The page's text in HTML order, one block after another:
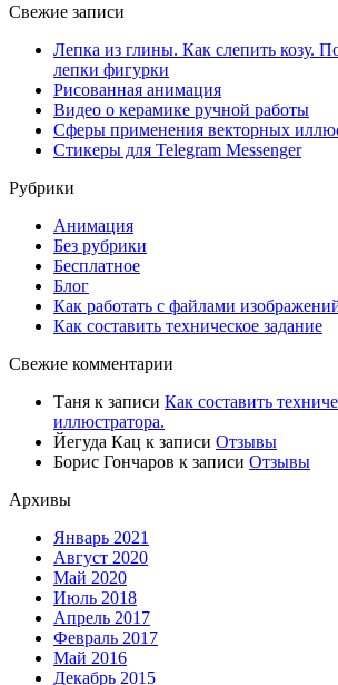
Свежие записи
Лепка из глины. Как слепить козу.
лепки фигурки
Рисованная анимация
Видео о керамике ручной работы
Сферы применения векторных
Стикеры для Telegram Messenger
Рубрики
Анимация
Без рубрики
Бесплатное
Блог
Как работать с файлами
Как составить техническое задание
Свежие комментарии
Таня к записи Как составить
иллюстратора.
Йегуда Кац к записи Отзывы
Борис Гончаров к записи Отзывы
Архивы
Январь 2021
Август 2020
Май 2020
Июль 2018
Апрель 2017
Февраль 2017
Май 2016
Декабрь 2015